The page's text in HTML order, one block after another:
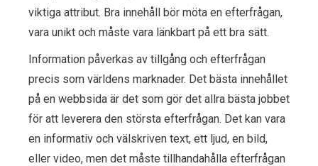
viktiga attribut. Bra innehåll bör möta en efterfrågan,
vara unikt och måste vara länkbart på ett bra sätt.
Information påverkas av tillgång och efterfrågan
precis som världens marknader. Det bästa innehållet
på en webbsida är det som gör det allra bästa jobbet
för att leverera den största efterfrågan. Det kan vara
en informativ och välskriven text, ett ljud, en bild,
eller video, men det måste tillhandahålla efterfrågan